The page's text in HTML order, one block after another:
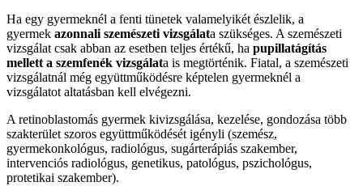
Ha egy gyermeknél a fenti tünetek valamelyikét észlelik, a
gyermek azonnali szemészeti vizsgálata szükséges. A szemészeti
vizsgálat csak abban az esetben teljes értékű, ha pupillatágítás
mellett a szemfenék vizsgálata is megtörténik. Fiatal, a szemészeti
vizsgálatnál még együttműködésre képtelen gyermeknél a
vizsgálatot altatásban kell elvégezni.
A retinoblastomás gyermek kivizsgálása, kezelése, gondozása több
szakterület szoros együttműködését igényli (szemész,
gyermekonkológus, radiológus, sugárterápiás szakember,
intervenciós radiológus, genetikus, patológus, pszichológus,
protetikai szakember).